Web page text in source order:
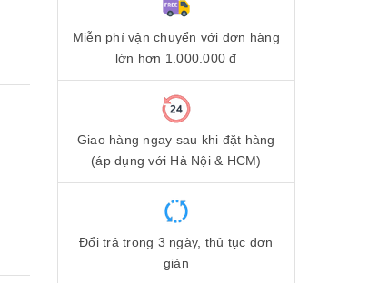
Miễn phí vận chuyển với đơn hàng
lớn hơn 1.000.000 đ
Giao hàng ngay sau khi đặt hàng
(áp dụng với Hà Nội & HCM)
Đổi trả trong 3 ngày, thủ tục đơn
giản